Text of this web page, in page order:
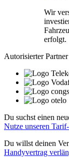
Wir
erfolgt.
Autorisierter
Du suchst einen
Nutze unseren
Du willst deinen
Handyvertrag